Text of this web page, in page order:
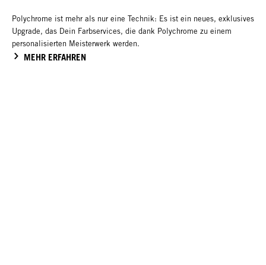
Polychrome ist mehr als nur eine Technik: Es ist ein neues, exklusives
Upgrade, das Dein Farbservices, die dank Polychrome zu einem
personalisierten Meisterwerk werden.
MEHR ERFAHREN